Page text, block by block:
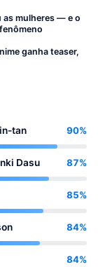
as mulheres — e o
ganha teaser,
tan 90%
Dasu 87%
85%
84%
84%